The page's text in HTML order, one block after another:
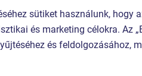
Street workout
sütiket használunk, hogy
és marketing célokra. Az
és feldolgozásához,